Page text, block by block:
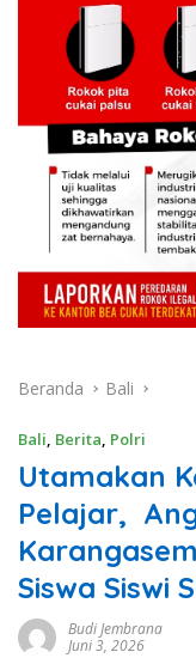
Beranda Bali
Bali, Berita, Polri
Utamakan
Pelajar,
Siswa Siswi
Budi Jembrana
Juni 3, 2026